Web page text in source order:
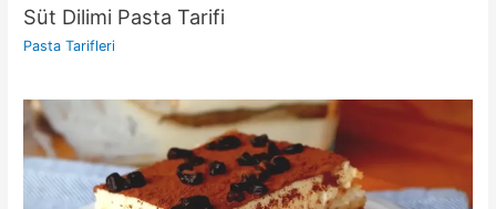
Süt Dilimi Pasta Tarifi
Pasta Tarifleri